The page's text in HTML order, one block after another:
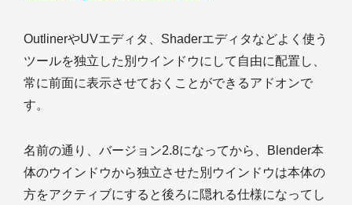
OutlinerやUVエディタ、Shaderエディタなどよく使う
ツールを独立した別ウインドウにして自由に配置し、
常に前面に表示させておくことができるアドオンで
す。
名前の通り、バージョン2.8になってから、Blender本
体のウインドウから独立させた別ウインドウは本体の
方をアクティブにすると後ろに隠れる仕様になってし